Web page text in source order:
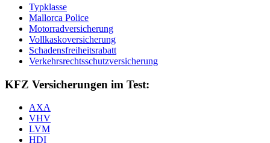
Typklasse
Mallorca Police
Motorradversicherung
Vollkaskoversicherung
Schadensfreiheitsrabatt
Verkehrsrechtsschutzversicherung
KFZ Versicherungen im Test:
AXA
VHV
LVM
HDI